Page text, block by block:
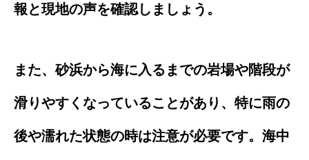
報と現地の声を確認しましょう。
また、砂浜から海に入るまでの岩場や階段が
滑りやすくなっていることがあり、特に雨の
後や濡れた状態の時は注意が必要です。海中